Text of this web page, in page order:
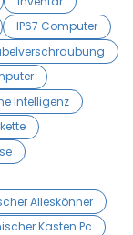
IP67 Computer
Intelligenz
Alleskönner
Kasten Pc